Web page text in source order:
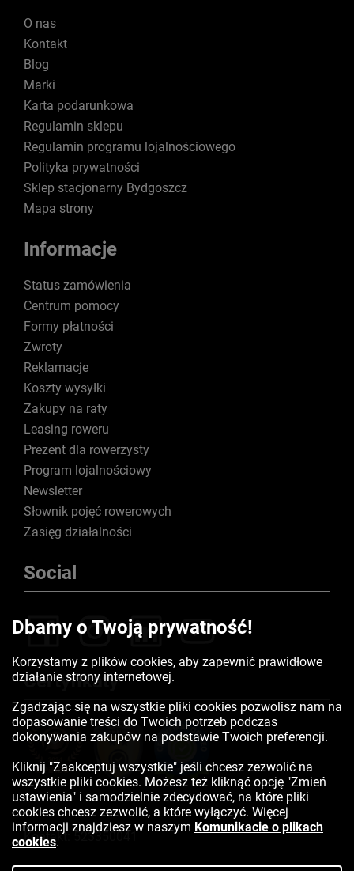
O nas
Kontakt
Blog
Marki
Karta podarunkowa
Regulamin sklepu
Regulamin programu lojalnościowego
Polityka prywatności
Sklep stacjonarny Bydgoszcz
Mapa strony
Informacje
Status zamówienia
Centrum pomocy
Formy płatności
Zwroty
Reklamacje
Koszty wysyłki
Zakupy na raty
Leasing roweru
Prezent dla rowerzysty
Program lojalnościowy
Newsletter
Słownik pojęć rowerowych
Zasięg działalności
Social
Certyfikaty
Kontakt:523350041
Dbamy o Twoją prywatność!
Korzystamy z plików cookies, aby zapewnić prawidłowe
działanie strony internetowej.
Zgadzając się na wszystkie pliki cookies pozwolisz nam na
dopasowanie treści do Twoich potrzeb podczas
dokonywania zakupów na podstawie Twoich preferencji.
Kliknij "Zaakceptuj wszystkie" jeśli chcesz zezwolić na
wszystkie pliki cookies. Możesz też kliknąć opcję "Zmień
ustawienia" i samodzielnie zdecydować, na które pliki
cookies chcesz zezwolić, a które wyłączyć. Więcej
informacji znajdziesz w naszym Komunikacie o plikach
cookies.